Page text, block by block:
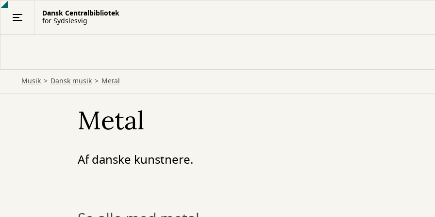
Gå
Dansk Centralbibliotek
for Sydslesvig
Musik Dansk musik Metal
Metal
Af danske kunstnere.